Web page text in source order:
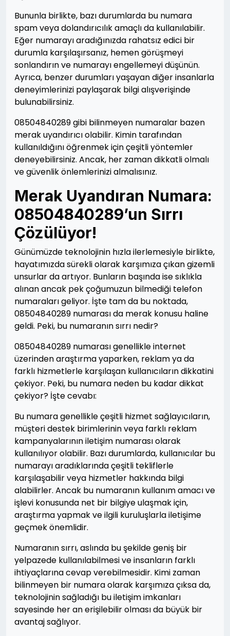
Bununla birlikte, bazı durumlarda bu numara
spam veya dolandırıcılık amaçlı da kullanılabilir.
Eğer numarayı aradığınızda rahatsız edici bir
durumla karşılaşırsanız, hemen görüşmeyi
sonlandırın ve numarayı engellemeyi düşünün.
Ayrıca, benzer durumları yaşayan diğer insanlarla
deneyimlerinizi paylaşarak bilgi alışverişinde
bulunabilirsiniz.
08504840289 gibi bilinmeyen numaralar bazen
merak uyandırıcı olabilir. Kimin tarafından
kullanıldığını öğrenmek için çeşitli yöntemler
deneyebilirsiniz. Ancak, her zaman dikkatli olmalı
ve güvenlik önlemlerinizi almalısınız.
Merak Uyandıran Numara:
08504840289’un Sırrı
Çözülüyor!
Günümüzde teknolojinin hızla ilerlemesiyle birlikte,
hayatımızda sürekli olarak karşımıza çıkan gizemli
unsurlar da artıyor. Bunların başında ise sıklıkla
alınan ancak pek çoğumuzun bilmediği telefon
numaraları geliyor. İşte tam da bu noktada,
08504840289 numarası da merak konusu haline
geldi. Peki, bu numaranın sırrı nedir?
08504840289 numarası genellikle internet
üzerinden araştırma yaparken, reklam ya da
farklı hizmetlerle karşılaşan kullanıcıların dikkatini
çekiyor. Peki, bu numara neden bu kadar dikkat
çekiyor? İşte cevabı:
Bu numara genellikle çeşitli hizmet sağlayıcıların,
müşteri destek birimlerinin veya farklı reklam
kampanyalarının iletişim numarası olarak
kullanılıyor olabilir. Bazı durumlarda, kullanıcılar bu
numarayı aradıklarında çeşitli tekliflerle
karşılaşabilir veya hizmetler hakkında bilgi
alabilirler. Ancak bu numaranın kullanım amacı ve
işlevi konusunda net bir bilgiye ulaşmak için,
araştırma yapmak ve ilgili kuruluşlarla iletişime
geçmek önemlidir.
Numaranın sırrı, aslında bu şekilde geniş bir
yelpazede kullanılabilmesi ve insanların farklı
ihtiyaçlarına cevap verebilmesidir. Kimi zaman
bilinmeyen bir numara olarak karşımıza çıksa da,
teknolojinin sağladığı bu iletişim imkanları
sayesinde her an erişilebilir olması da büyük bir
avantaj sağlıyor.